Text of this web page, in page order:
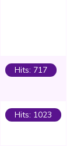
Hits: 717
Hits: 1023